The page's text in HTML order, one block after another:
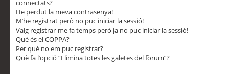
connectats?
He perdut la meva contrasenya!
M’he registrat però no puc iniciar la sessió!
Vaig registrar-me fa temps però ja no puc iniciar la sessió!
Què és el COPPA?
Per què no em puc registrar?
Què fa l’opció “Elimina totes les galetes del fòrum”?